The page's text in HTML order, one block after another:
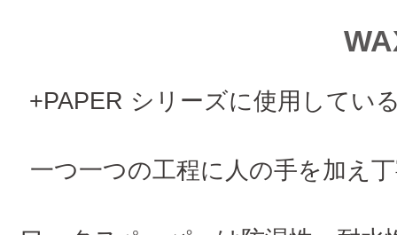
+PAPER シリーズに使用してい
一つ一つの工程に人の手を加え